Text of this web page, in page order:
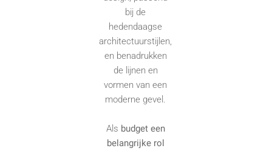
bij de
hedendaagse
architectuurstijlen,
en benadrukken
de lijnen en
vormen van een
moderne gevel.
Als budget een
belangrijke rol